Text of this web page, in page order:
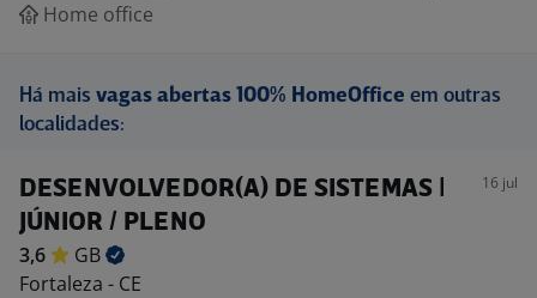
Home office
Há mais vagas abertas 100% HomeOffice em outras
localidades:
DESENVOLVEDOR(A) DE SISTEMAS |
JÚNIOR / PLENO
16 jul
3,6
GB
Fortaleza - CE